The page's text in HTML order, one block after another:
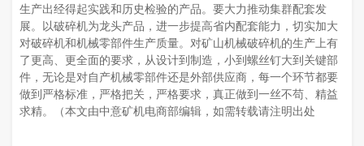
生产出经得起实践和历史检验的产品。要大力推动集群配套发
展。以破碎机为龙头产品，进一步提高省内配套能力，切实加大
对破碎机和机械零部件生产质量。对矿山机械破碎机的生产上有
了更高、更全面的要求，从设计到制造，小到螺丝钉大到关键部
件，无论是对自产机械零部件还是外部供应商，每一个环节都要
做到严格标准，严格把关，严格要求，真正做到一丝不苟、精益
求精。（本文由中意矿机电商部编辑，如需转载请注明出处